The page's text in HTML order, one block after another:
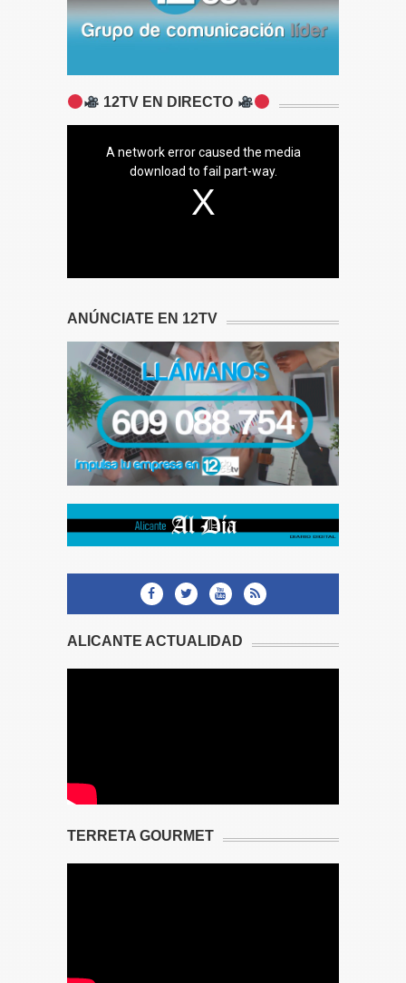
12TV EN DIRECTO
A network error caused the media
download to fail part-way.
ANÚNCIATE EN 12TV
ALICANTE ACTUALIDAD
TERRETA GOURMET